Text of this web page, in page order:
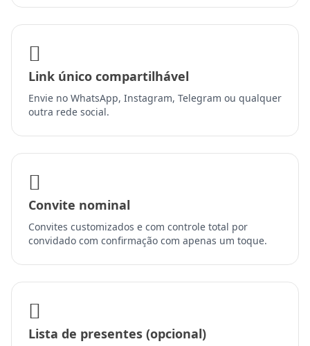
Link único compartilhável
Envie no WhatsApp, Instagram, Telegram ou qualquer
outra rede social.
Convite nominal
Convites customizados e com controle total por
convidado com confirmação com apenas um toque.
Lista de presentes (opcional)